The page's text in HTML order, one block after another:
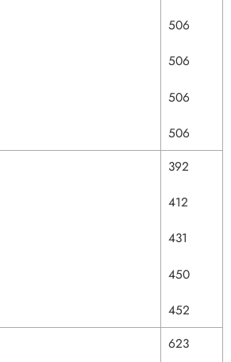
506
506
506
506
392
412
431
450
452
623